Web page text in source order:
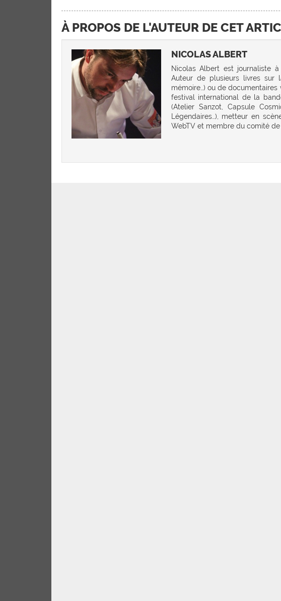
À PROPOS DE L'AUTEUR DE CET
NICOLAS ALBERT
Nicolas Albert est journaliste
Auteur de plusieurs livres sur
mémoire…) ou de
festival international de la
(Atelier Sanzot, Capsule
Légendaires…), metteur en
WebTV et membre du comité de